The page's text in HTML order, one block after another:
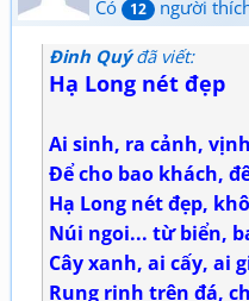
Có
12 người
Đinh Quýđã viết:
Hạ Long nét đẹp
Ai sinh, ra cảnh,
Để cho bao khách,
Hạ Long nét đẹp,
Núi ngoi... từ biển,
Cây xanh, ai cấy, ai
Rung rinh trên đá,